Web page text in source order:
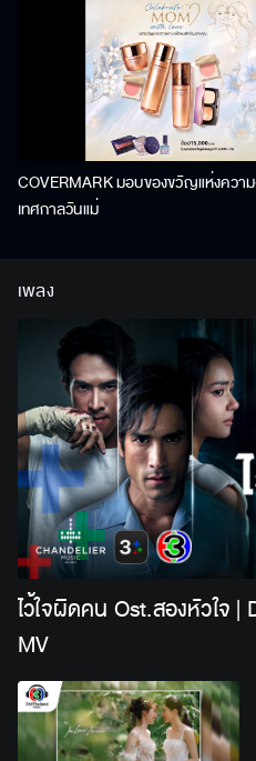
COVERMARK มอบของขวัญแห่งควา
เทศกาลวันแม่
เพลง
ไว้ใจผิดคน Ost.สองหัวใจ |
MV